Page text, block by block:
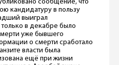
сообщение, что
кандидатуру в пользу
выиграл
в декабре было
уже бывшего
о смерти сработало
власти была
ещё при жизни